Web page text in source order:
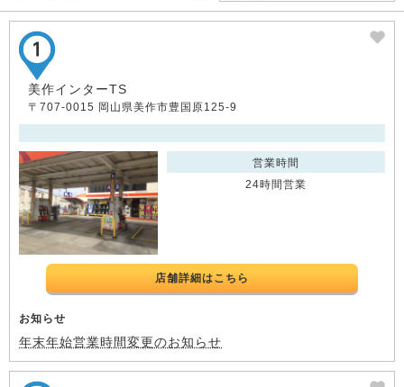
美作インターTS
〒707-0015 岡山県美作市豊国原125-9
営業時間
24時間営業
店舗詳細はこちら
お知らせ
年末年始営業時間変更のお知らせ